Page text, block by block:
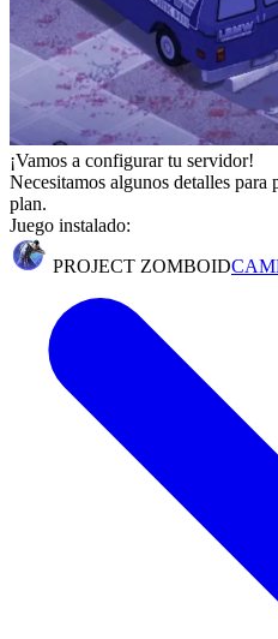
¡Vamos a configurar tu servidor!
Necesitamos algunos detalles para
plan.
Juego instalado:
PROJECT ZOMBOID